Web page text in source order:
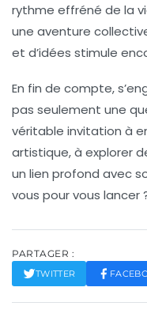
rythme effréné de la
une aventure
et d’idées stimule
En fin de compte,
pas seulement une
véritable invitation à
artistique, à explorer
un lien profond avec
vous pour vous lancer
PARTAGER :
TWITTER